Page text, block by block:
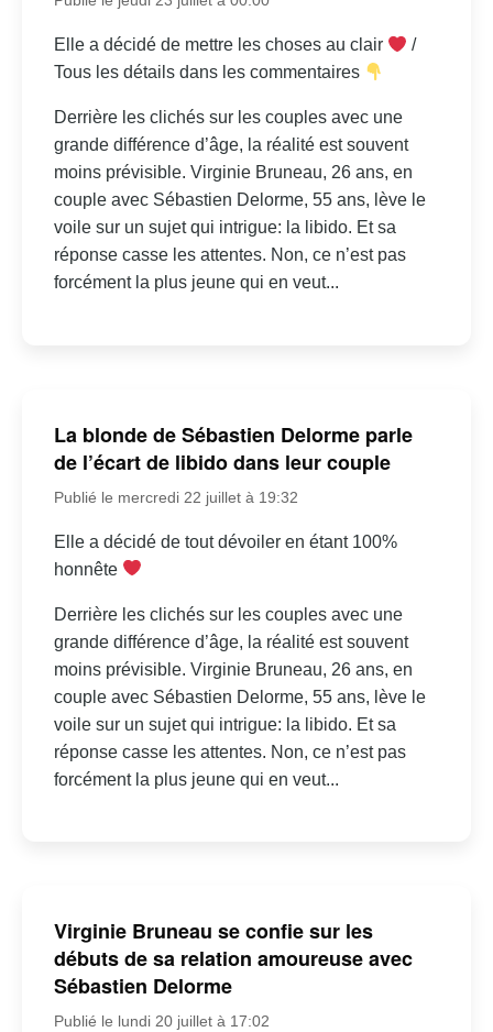
Elle a décidé de mettre les choses au clair
/
Tous les détails dans les commentaires
Derrière les clichés sur les couples avec une
grande différence d’âge, la réalité est souvent
moins prévisible. Virginie Bruneau, 26 ans, en
couple avec Sébastien Delorme, 55 ans, lève le
voile sur un sujet qui intrigue: la libido. Et sa
réponse casse les attentes. Non, ce n’est pas
forcément la plus jeune qui en veut...
La blonde de Sébastien Delorme parle
de l’écart de libido dans leur couple
Publié le mercredi 22 juillet à 19:32
Elle a décidé de tout dévoiler en étant 100%
honnête
Derrière les clichés sur les couples avec une
grande différence d’âge, la réalité est souvent
moins prévisible. Virginie Bruneau, 26 ans, en
couple avec Sébastien Delorme, 55 ans, lève le
voile sur un sujet qui intrigue: la libido. Et sa
réponse casse les attentes. Non, ce n’est pas
forcément la plus jeune qui en veut...
Virginie Bruneau se confie sur les
débuts de sa relation amoureuse avec
Sébastien Delorme
Publié le lundi 20 juillet à 17:02